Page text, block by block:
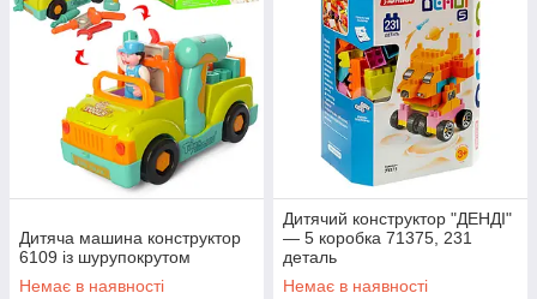
Дитяча машина конструктор
6109 із шурупокрутом
Немає в наявності
Дитячий конструктор "ДЕНДІ"
— 5 коробка 71375, 231
деталь
Немає в наявності